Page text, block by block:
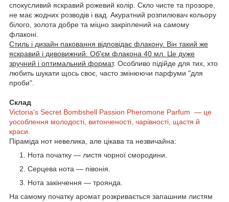
спокусливий яскравий рожевий колір. Скло чисте та прозоре,
не має жодних розводів і вад. Акуратний розпилювач кольору
білого, золота добре та міцно закріплений на самому
флаконі.
Стиль і дизайн паковання відповідає флакону. Він такий же
яскравий і дивовижний. Об'єм флакона 40 мл. Це дуже
зручний і оптимальний формат. Особливо підійде для тих, хто
любить шукати щось своє, часто змінюючи парфуми "для
проби".
Склад
Victoria's Secret Bombshell Passion Pheromone Parfum — це
уособлення молодості, витонченості, чарівності, щастя й
краси.
Піраміда нот невелика, але цікава та незвичайна:
Нота початку — листя чорної смородини.
Серцева нота — півонія.
Нота закінчення — троянда.
На самому початку аромат розкривається запашним листям